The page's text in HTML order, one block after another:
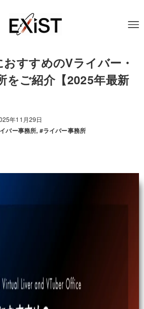
すすめのVライバー・
をご紹介【2025年最新
年11月29日
バー事務所 #ライバー事務所